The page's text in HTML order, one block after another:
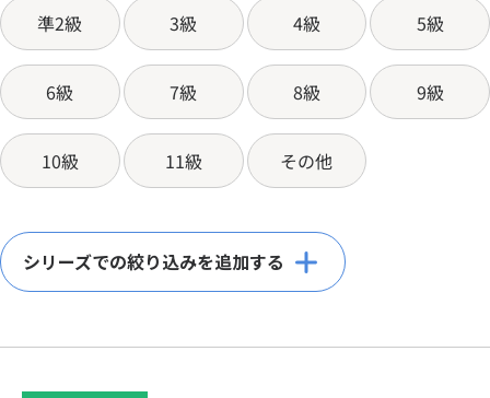
当日の持ち物について
1次・2次の免除について
併願受検について
英語版での受検について
入試における数検活用のスケジュール
高校・中学校入試における活用
大学・短期大学・専門学校の入試における活用
入試以外での活用について
入試における活用校・単位認定実施校検索
高等学校卒業程度認定試験について
合格の証明について
申込サイトへのログイン
受検方法の違いついて
個人受検案内
団体受検案内
申込・受検規約
関連書籍
書籍に関するお詫びと訂正
検定過去問題
コンビニプリント教材
合否結果と解答
検定結果証書類について
「電子ファイル」と「紙（書面）」の違いについて
合否結果確認サービス
幼児・小学生の方 中学生の方 高校生の方
大学・社会人の方
合格体験記
お知らせ一覧 よくある質問 お問い合わせ
SUKEN(English)
サイトのご利用にあたって
準2級 3級 4級 5級
6級 7級 8級 9級
10級 11級 その他
シリーズでの絞り込みを追加する